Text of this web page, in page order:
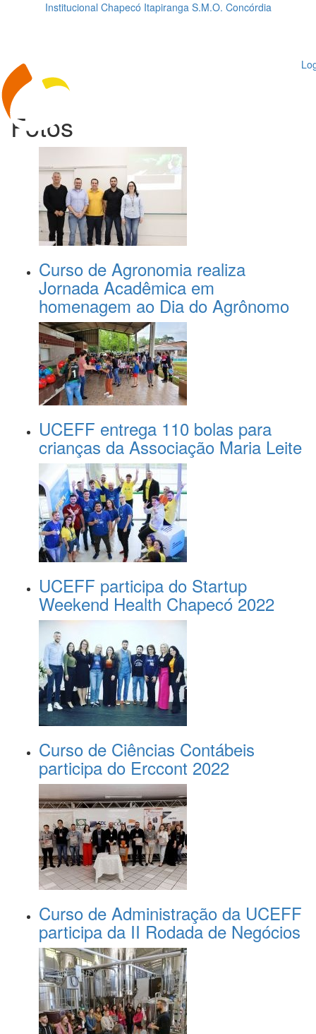
Institucional Chapecó Itapiranga S.M.O. Concórdia
Fotos
Curso de Agronomia realiza
Jornada Acadêmica em
homenagem ao Dia do Agrônomo
UCEFF entrega 110 bolas para
crianças da Associação Maria Leite
UCEFF participa do Startup
Weekend Health Chapecó 2022
Curso de Ciências Contábeis
participa do Erccont 2022
Curso de Administração da UCEFF
participa da II Rodada de Negócios